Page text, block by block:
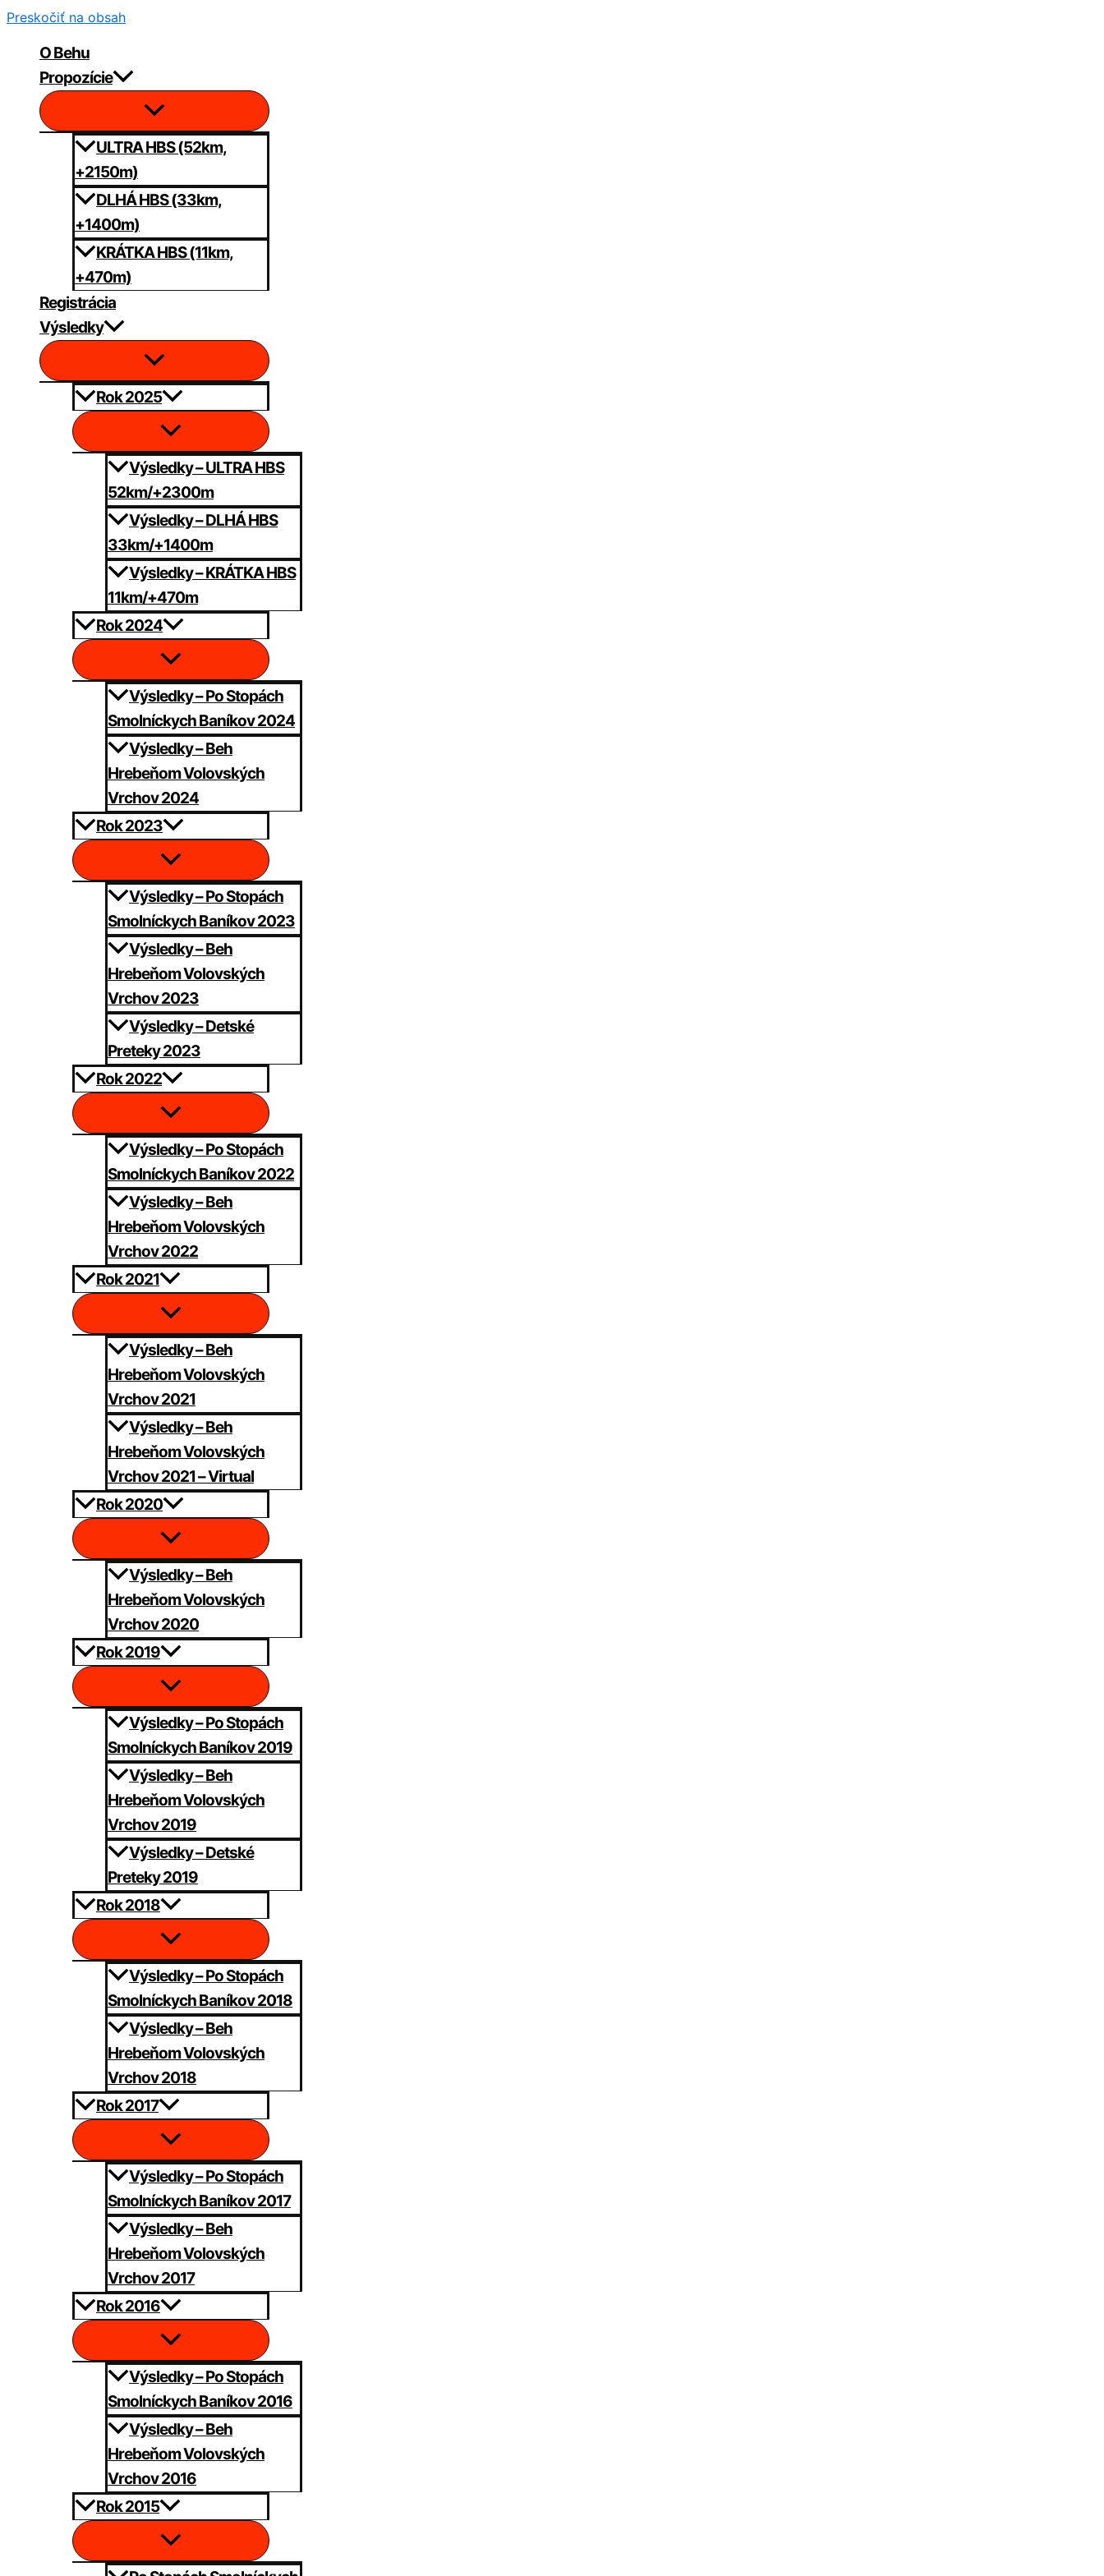
Preskočiť na obsah
O Behu
Propozície
ULTRA HBS (52km,
+2150m)
DLHÁ HBS (33km,
+1400m)
KRÁTKA HBS (11km,
+470m)
Registrácia
Výsledky
Rok 2025
Výsledky – ULTRA HBS
52km/+2300m
Výsledky – DLHÁ HBS
33km/+1400m
Výsledky – KRÁTKA HBS
11km/+470m
Rok 2024
Výsledky – Po Stopách
Smolníckych Baníkov 2024
Výsledky – Beh
Hrebeňom Volovských
Vrchov 2024
Rok 2023
Výsledky – Po Stopách
Smolníckych Baníkov 2023
Výsledky – Beh
Hrebeňom Volovských
Vrchov 2023
Výsledky – Detské
Preteky 2023
Rok 2022
Výsledky – Po Stopách
Smolníckych Baníkov 2022
Výsledky – Beh
Hrebeňom Volovských
Vrchov 2022
Rok 2021
Výsledky – Beh
Hrebeňom Volovských
Vrchov 2021
Výsledky – Beh
Hrebeňom Volovských
Vrchov 2021 – Virtual
Rok 2020
Výsledky – Beh
Hrebeňom Volovských
Vrchov 2020
Rok 2019
Výsledky – Po Stopách
Smolníckych Baníkov 2019
Výsledky – Beh
Hrebeňom Volovských
Vrchov 2019
Výsledky – Detské
Preteky 2019
Rok 2018
Výsledky – Po Stopách
Smolníckych Baníkov 2018
Výsledky – Beh
Hrebeňom Volovských
Vrchov 2018
Rok 2017
Výsledky – Po Stopách
Smolníckych Baníkov 2017
Výsledky – Beh
Hrebeňom Volovských
Vrchov 2017
Rok 2016
Výsledky – Po Stopách
Smolníckych Baníkov 2016
Výsledky – Beh
Hrebeňom Volovských
Vrchov 2016
Rok 2015